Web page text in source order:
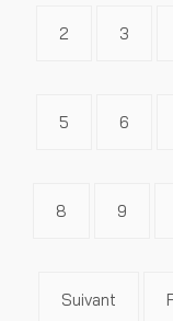
2 3
5 6
8 9
Suivant